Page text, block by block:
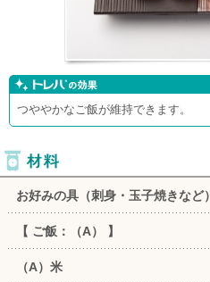
つややかなご飯が維持できます。
お好みの具（刺身・玉子焼きなど）
【 ご飯：（A） 】
（A）米